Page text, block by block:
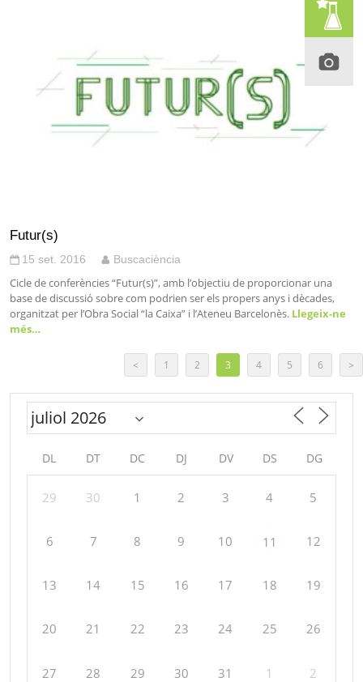
Futur(s)
15 set. 2016 Buscaciència
Cicle de conferències “Futur(s)”, amb l’objectiu de proporcionar una
base de discussió sobre com podrien ser els propers anys i dècades,
organitzat per l’Obra Social “la Caixa” i l’Ateneu Barcelonès. Llegeix-ne
més…
< 1 2 3 4 5 6 >
DL DT DC DJ DV DS DG
29 30 1 2 3 4 5
6 7 8 9 10 11 12
13 14 15 16 17 18 19
20 21 22 23 24 25 26
27 28 29 30 31 1 2